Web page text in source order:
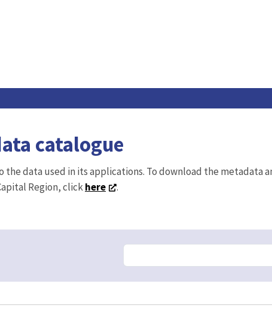
catalogue
the data used in its applications. To download the metadata
Region, clickhere .